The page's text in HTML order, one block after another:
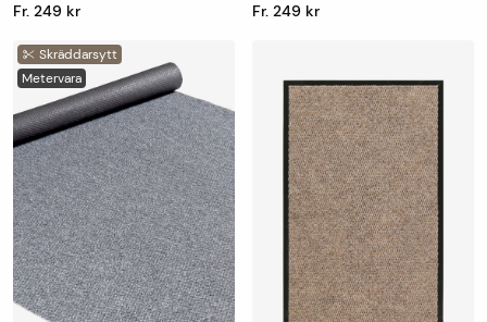
Fr. 249 kr Fr. 249 kr
Skräddarsytt
Metervara